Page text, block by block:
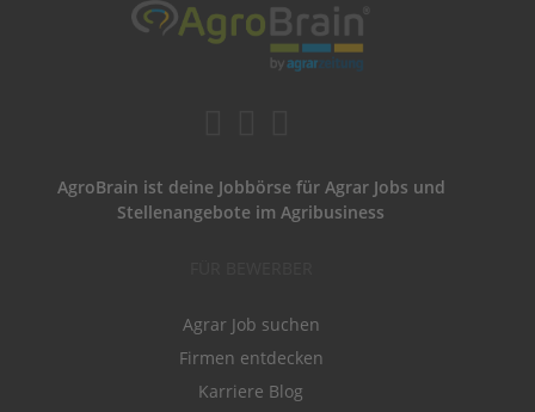
AgroBrain ist deine Jobbörse für Agrar Jobs und
Stellenangebote im Agribusiness
Agrar Job suchen
Firmen entdecken
Karriere Blog